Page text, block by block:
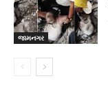
જામનગર